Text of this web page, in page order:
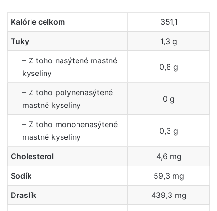
Kalórie celkom
351,1
Tuky
1,3 g
– Z toho nasýtené mastné
kyseliny
0,8 g
– Z toho polynenasýtené
mastné kyseliny
0 g
– Z toho mononenasýtené
mastné kyseliny
0,3 g
Cholesterol
4,6 mg
Sodík
59,3 mg
Draslík
439,3 mg